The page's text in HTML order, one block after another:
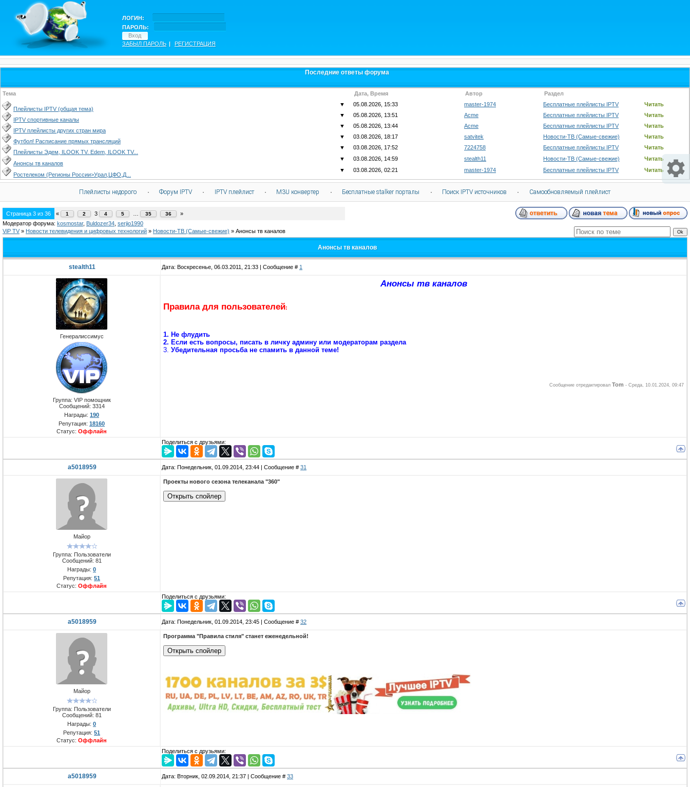
ЛОГИН:
ПАРОЛЬ:
ЗАБЫЛ ПАРОЛЬ | РЕГИСТРАЦИЯ
Последние ответы форума
Тема Дата, Время Автор Раздел
Плейлисты IPTV (общая тема)
▼ 05.08.2026, 15:33 master-1974 Бесплатные плейлисты IPTV Читать
IPTV спортивные каналы
▼ 05.08.2026, 13:51 Acme Бесплатные плейлисты IPTV Читать
IPTV плейлисты других стран мира
▼ 05.08.2026, 13:44 Acme Бесплатные плейлисты IPTV Читать
Футбол! Расписание прямых трансляций
▼ 03.08.2026, 18:17 satvitek Новости-ТВ (Самые-свежие) Читать
Плейлисты Эдем, ILOOK TV. Edem, ILOOK TV...
▼ 03.08.2026, 17:52 7224758 Бесплатные плейлисты IPTV Читать
Анонсы тв каналов
▼ 03.08.2026, 14:59 stealth11 Новости-ТВ (Самые-свежие) Читать
Ростелеком (Регионы России>Урал,ЦФО,Д...
▼ 03.08.2026, 02:21 master-1974 Бесплатные плейлисты IPTV Читать
Плейлисты недорого · Форум IPTV · IPTV плейлист · M3U конвертер · Бесплатные stalker порталы · Поиск IPTV источников · Самообновляемый плейлист
Страница 3 из 36 « 1 2 3 4 5 35 36
»
Модератор форума: kosmostar, Buldozer34 serjio1990
ViP TV » Новости телевидения и цифровых технологий » Новости-ТВ (Самые-свежие) » Анонсы тв каналов
Анонсы тв каналов
stealth11 Дата: Воскресенье, 06.03.2011, 21:33 | Сообщение # 1
Генералиссимус
Группа: VIP помощник
Сообщений: 3314
Награды: 190
Репутация: 18160
Статус: Оффлайн
Анонсы тв каналов
Правила для пользователей:
1. Не флудить
2. Если есть вопросы, писать в личку админу или модераторам раздела
3. Убедительная просьба не спамить в данной теме!
Сообщение отредактировал Tom - Среда, 10.01.2024, 09:47
Поделиться с друзьями:
a5018959 Дата: Понедельник, 01.09.2014, 23:44 | Сообщение # 31
Майор
Группа: Пользователи
Сообщений: 81
Награды: 0
Репутация: 51
Статус: Оффлайн
Проекты нового сезона телеканала "360"
Поделиться с друзьями:
a5018959 Дата: Понедельник, 01.09.2014, 23:45 | Сообщение # 32
Майор
Группа: Пользователи
Сообщений: 81
Награды: 0
Репутация: 51
Статус: Оффлайн
Программа "Правила стиля" станет еженедельной!
Поделиться с друзьями:
a5018959 Дата: Вторник, 02.09.2014, 21:37 | Сообщение # 33